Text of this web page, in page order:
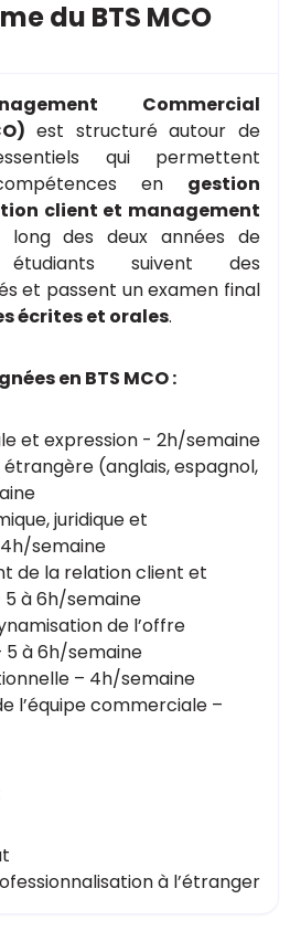
du BTS MCO
Commercial
est structuré autour de
qui permettent
en gestion
client et management
des deux années de
suivent des
et passent un examen final
écrites et orales.
en BTS MCO :
et expression - 2h/semaine
étrangère (anglais, espagnol,
juridique et
semaine
de la relation client et
à 6h/semaine
de l’offre
à 6h/semaine
– 4h/semaine
l’équipe commerciale –
à l’étranger